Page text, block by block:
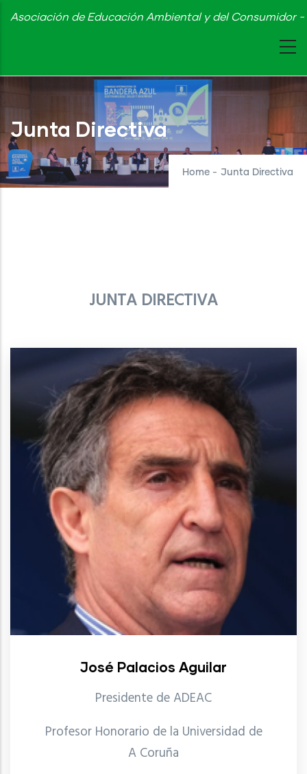
Skip
content
Asociación de Educación Ambiental y del Consumidor
Junta Directiva
Home - Junta Directiva
JUNTA DIRECTIVA
José Palacios Aguilar
Presidente de ADEAC
Profesor Honorario de la Universidad de
A Coruña